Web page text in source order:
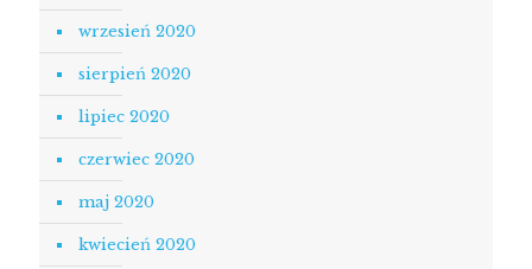
wrzesień 2020
sierpień 2020
lipiec 2020
czerwiec 2020
maj 2020
kwiecień 2020